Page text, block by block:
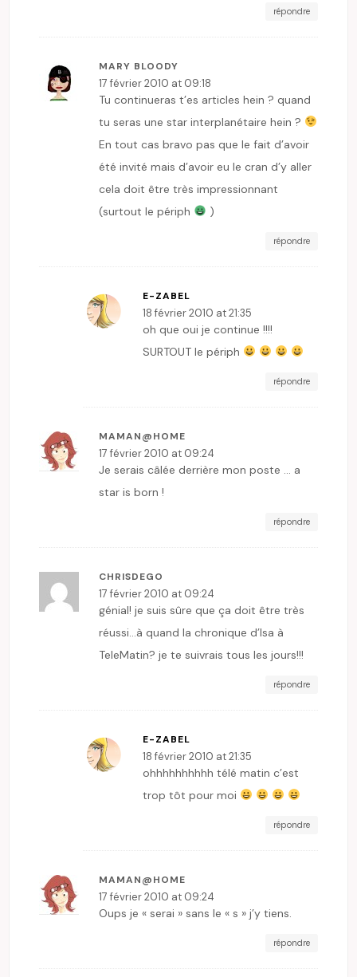
répondre
MARY BLOODY
17 février 2010 at 09:18
Tu continueras t’es articles hein ? quand
tu seras une star interplanétaire hein ?
En tout cas bravo pas que le fait d’avoir
été invité mais d’avoir eu le cran d’y aller
cela doit être très impressionnant
(surtout le périph
)
répondre
E-ZABEL
18 février 2010 at 21:35
oh que oui je continue !!!!
SURTOUT le périph
répondre
MAMAN@HOME
17 février 2010 at 09:24
Je serais câlée derrière mon poste … a
star is born !
répondre
CHRISDEGO
17 février 2010 at 09:24
génial! je suis sûre que ça doit être très
réussi…à quand la chronique d’Isa à
TeleMatin? je te suivrais tous les jours!!!
répondre
E-ZABEL
18 février 2010 at 21:35
ohhhhhhhhhh télé matin c’est
trop tôt pour moi
répondre
MAMAN@HOME
17 février 2010 at 09:24
Oups je « serai » sans le « s » j’y tiens.
répondre